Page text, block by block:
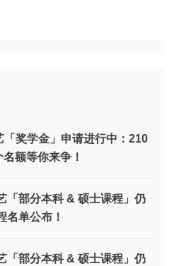
「奖学金」申请进行中：210
额等你来争！
「部分本科 & 硕士课程」仍
名单公布！
「部分本科 & 硕士课程」仍